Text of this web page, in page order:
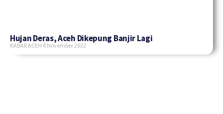
Hujan Deras, Aceh Dikepung Banjir Lagi
KABAR ACEH 4 November 2022